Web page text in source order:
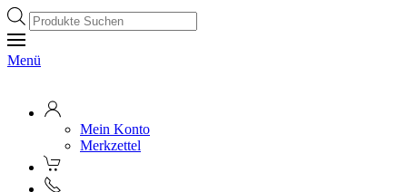
Products
search
Menü
Mein Konto
Merkzettel